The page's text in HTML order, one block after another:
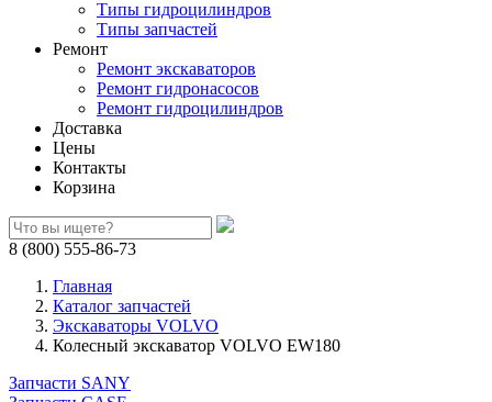
Типы гидроцилиндров
Типы запчастей
Ремонт
Ремонт экскаваторов
Ремонт гидронасосов
Ремонт гидроцилиндров
Доставка
Цены
Контакты
Корзина
8 (800) 555-86-73
Главная
Каталог запчастей
Экскаваторы VOLVO
Колесный экскаватор VOLVO EW180
Запчасти SANY